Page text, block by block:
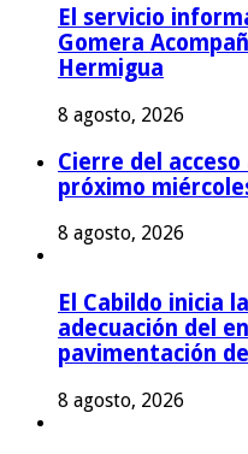
El servicio
Gomera
Hermigua
8 agosto, 2026
Cierre del
próximo
8 agosto, 2026
El Cabildo inicia
adecuación del
pavimentación
8 agosto, 2026